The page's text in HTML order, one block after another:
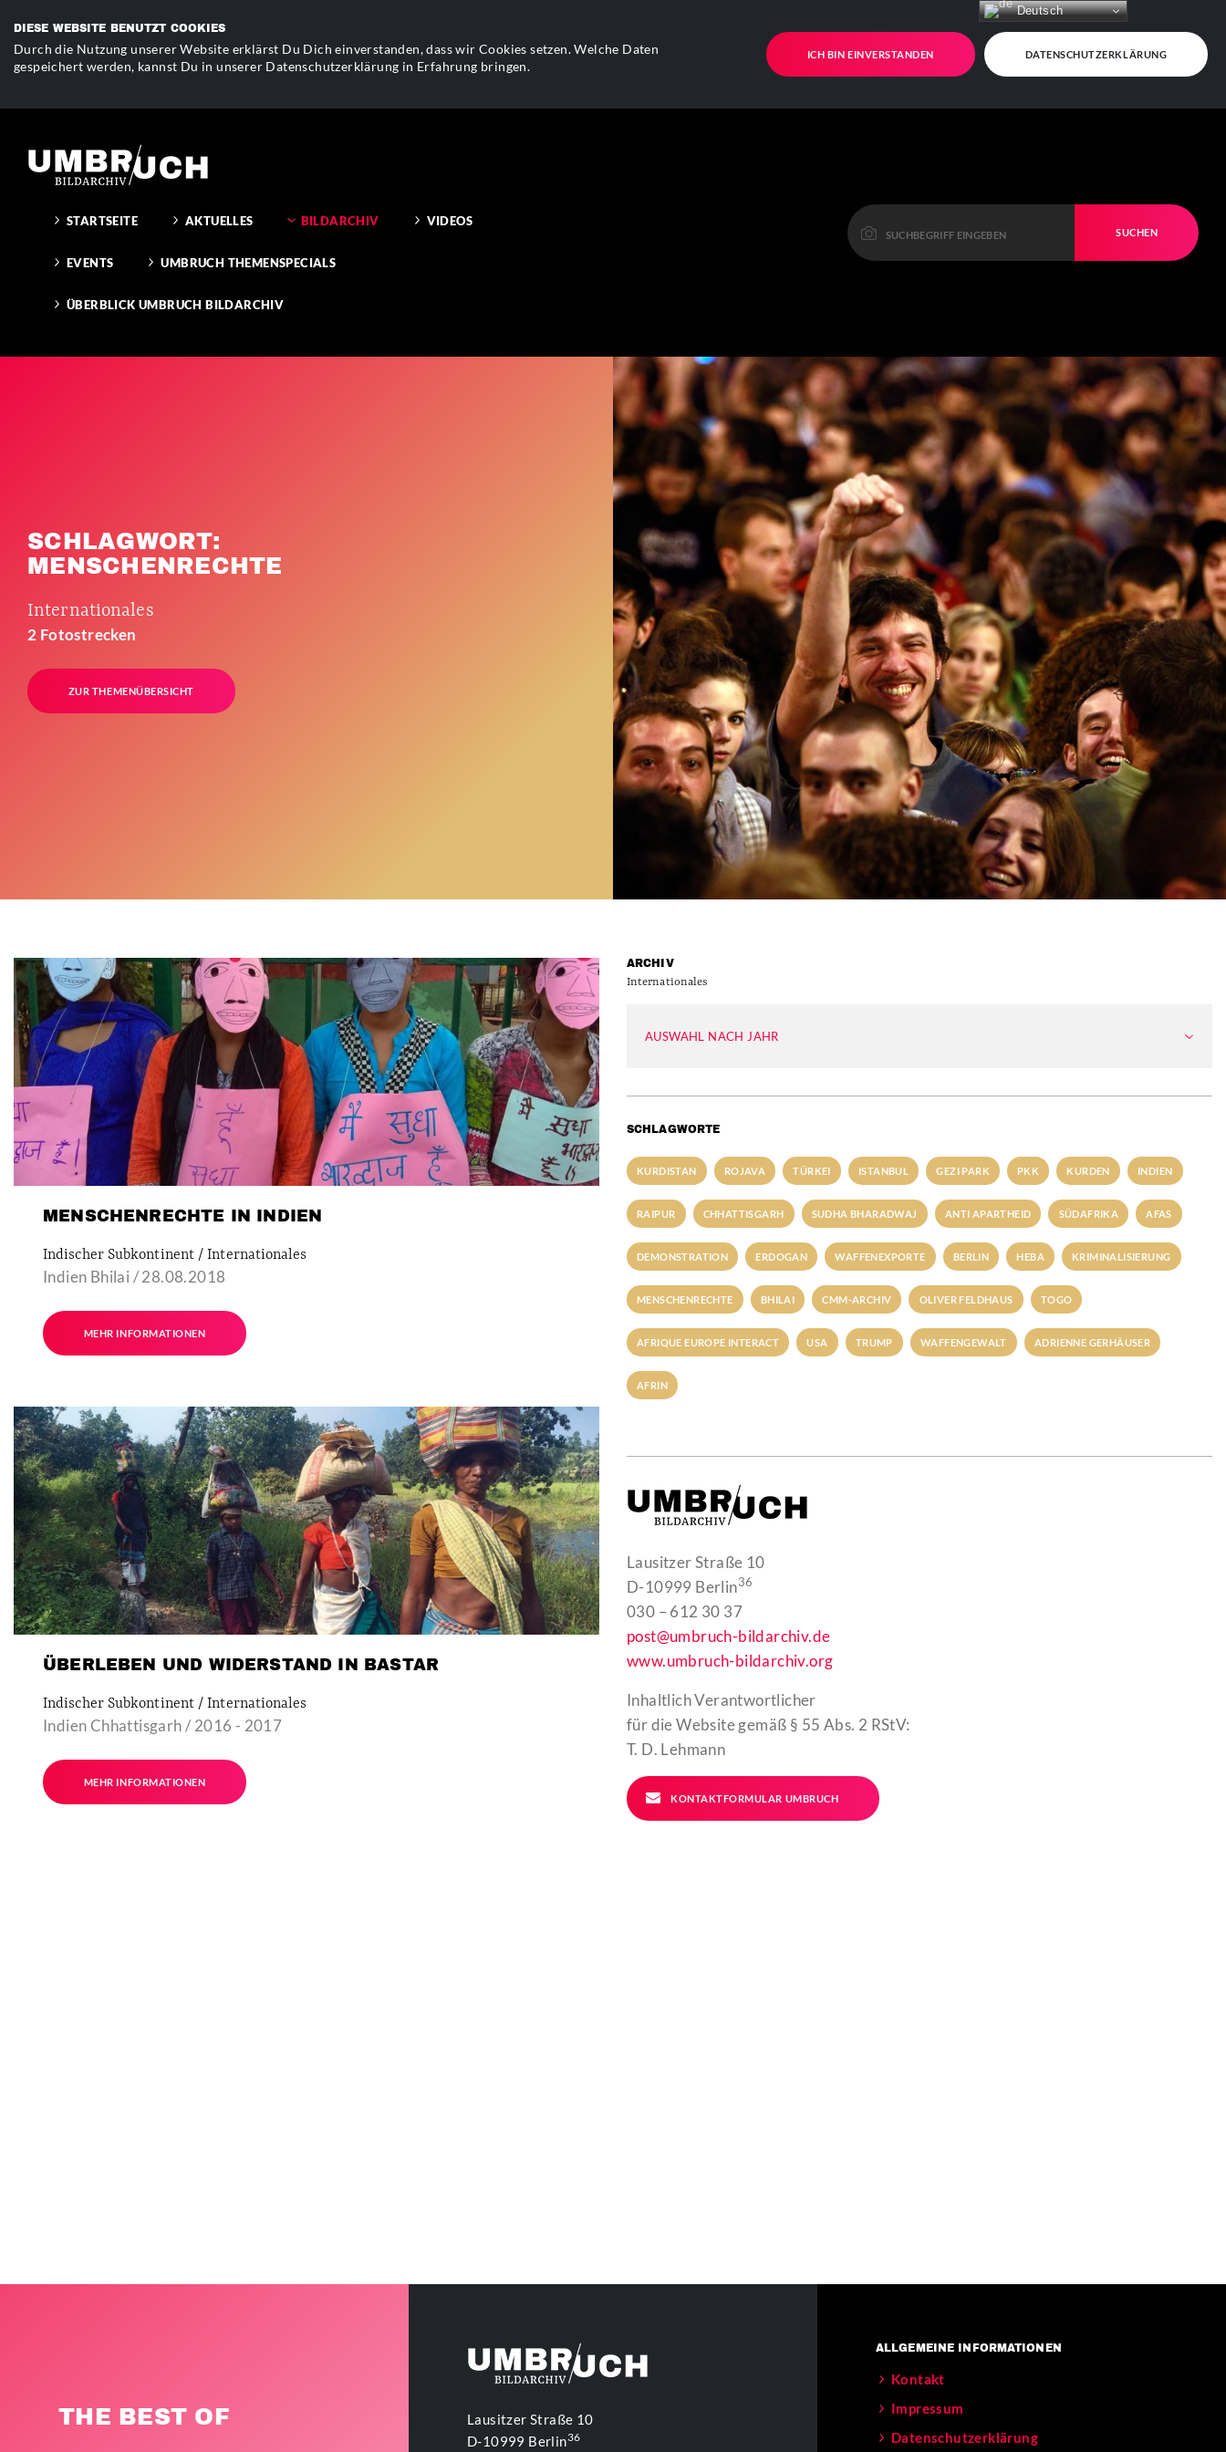
DIESE WEBSITE BENUTZT COOKIES
Durch die Nutzung unserer Website erklärst Du Dich einverstanden, dass wir Cookies setzen. Welche Daten
gespeichert werden, kannst Du in unserer Datenschutzerklärung in Erfahrung bringen.
ICH BIN EINVERSTANDEN DATENSCHUTZERKLÄRUNG
STARTSEITE AKTUELLES BILDARCHIV VIDEOS
EVENTS UMBRUCH THEMENSPECIALS
ÜBERBLICK UMBRUCH BILDARCHIV
SUCHEN
SCHLAGWORT:
MENSCHENRECHTE
Internationales
2 Fotostrecken
ZUR THEMENÜBERSICHT
MENSCHENRECHTE IN INDIEN
Indischer Subkontinent / Internationales
Indien Bhilai / 28.08.2018
MEHR INFORMATIONEN
ÜBERLEBEN UND WIDERSTAND IN BASTAR
Indischer Subkontinent / Internationales
Indien Chhattisgarh / 2016 - 2017
MEHR INFORMATIONEN
ARCHIV
Internationales
AUSWAHL NACH JAHR
SCHLAGWORTE
KURDISTAN ROJAVA TÜRKEI ISTANBUL GEZI PARK PKK KURDEN INDIEN
RAIPUR CHHATTISGARH SUDHA BHARADWAJ ANTI APARTHEID SÜDAFRIKA AFAS
DEMONSTRATION ERDOGAN WAFFENEXPORTE BERLIN HEBA KRIMINALISIERUNG
MENSCHENRECHTE BHILAI CMM-ARCHIV OLIVER FELDHAUS TOGO
AFRIQUE EUROPE INTERACT USA TRUMP WAFFENGEWALT ADRIENNE GERHÄUSER
AFRIN
Lausitzer Straße 10
D-10999 Berlin36
030 – 612 30 37
post@umbruch-bildarchiv.de
www.umbruch-bildarchiv.org
Inhaltlich Verantwortlicher
für die Website gemäß § 55 Abs. 2 RStV:
T. D. Lehmann
KONTAKTFORMULAR UMBRUCH
THE BEST OF
Lausitzer Straße 10
D-10999 Berlin36
ALLGEMEINE INFORMATIONEN
Kontakt
Impressum
Datenschutzerklärung
Deutsch